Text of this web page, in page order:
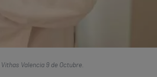
Valencia 9 de Octubre.